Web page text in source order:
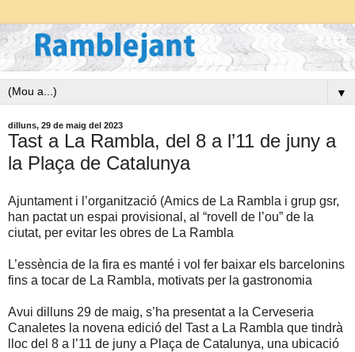
▼
dilluns, 29 de maig del 2023
Tast a La Rambla, del 8 a l’11 de juny a
la Plaça de Catalunya
Ajuntament i l’organització (Amics de La Rambla i grup gsr,
han pactat un espai provisional, al “rovell de l’ou” de la
ciutat, per evitar les obres de La Rambla
L’essència de la fira es manté i vol fer baixar els barcelonins
fins a tocar de La Rambla, motivats per la gastronomia
Avui dilluns 29 de maig, s’ha presentat a la Cerveseria
Canaletes la novena edició del Tast a La Rambla que tindrà
lloc del 8 a l’11 de juny a Plaça de Catalunya, una ubicació